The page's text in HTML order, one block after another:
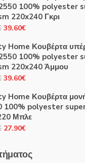
100% polyester
220x240 Γκρι
Original
was:
44.00€.
39.60€Η
τιμή
είναι:
39.60€.
Home Κουβέρτα
100% polyester
220x240 Άμμου
Original
was:
44.00€.
39.60€Η
τιμή
είναι:
39.60€.
Home Κουβέρτα
100% polyester
Μπλε
Original
was:
27.90€Η
τιμή